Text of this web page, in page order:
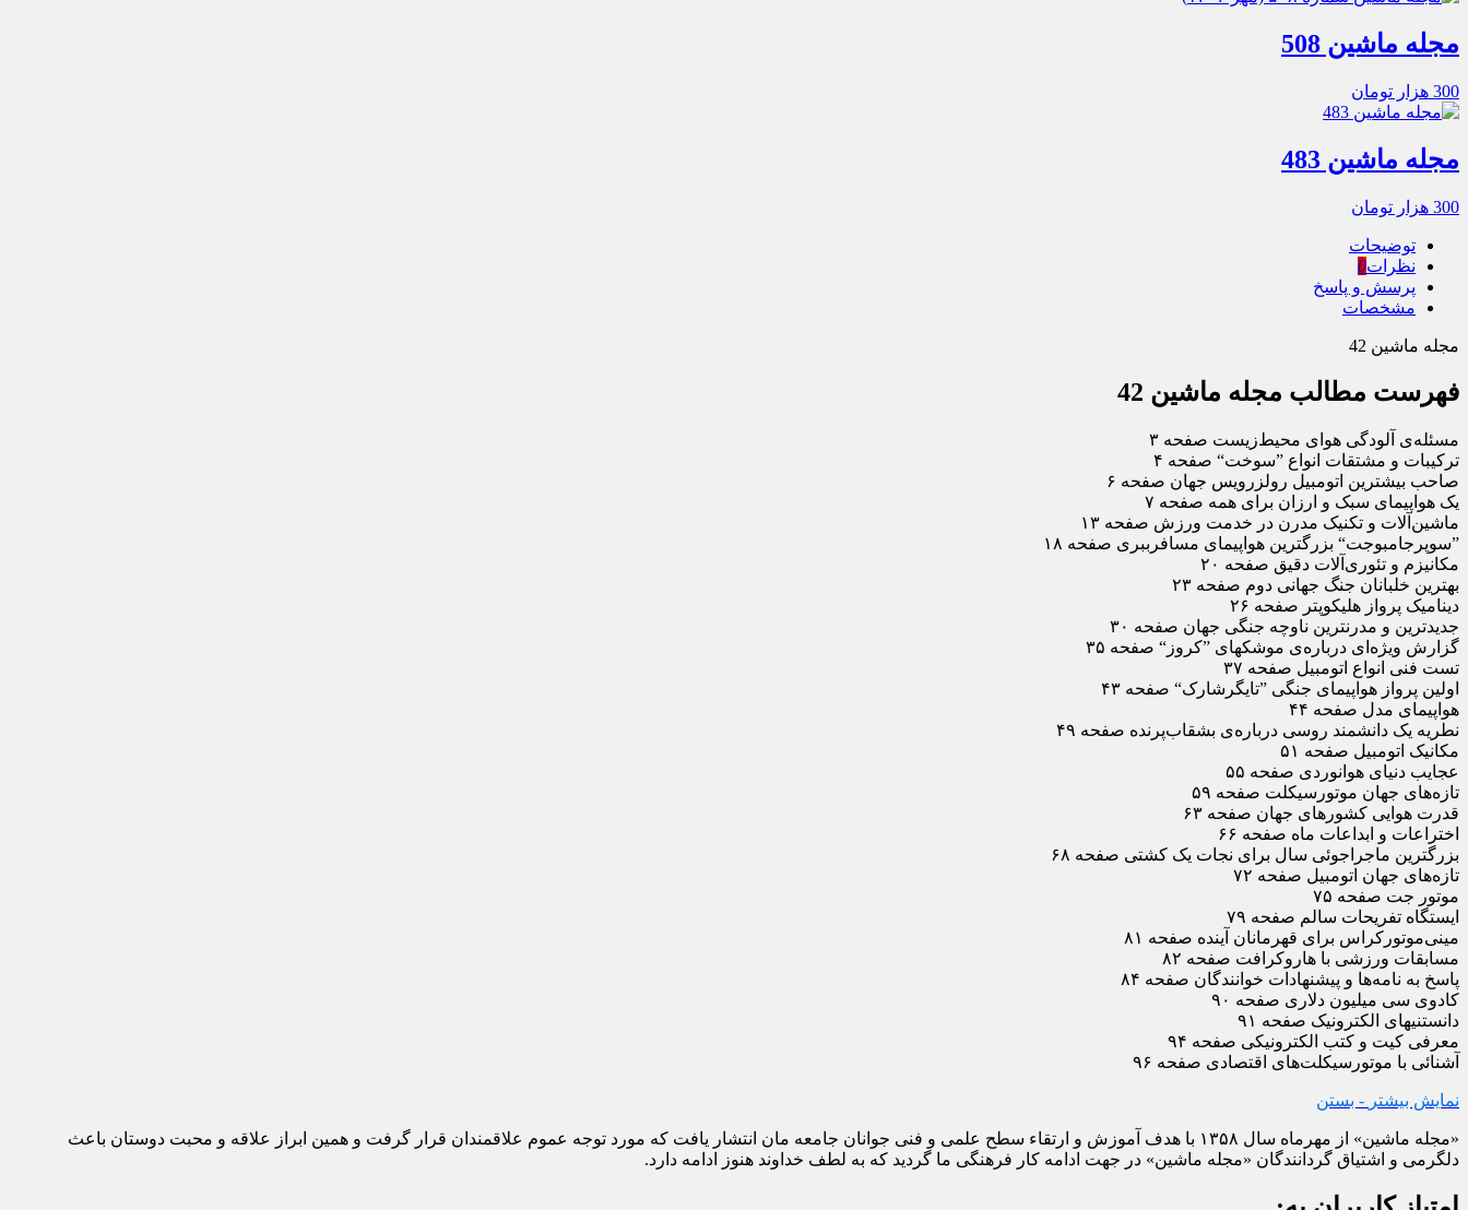
مجله ماشین 508
300 هزار تومان
مجله ماشین 483
300 هزار تومان
توضیحات
نظرات0
پرسش و پاسخ
مشخصات
مجله ماشین 42
فهرست مطالب مجله ماشین 42
مسئله‌ی آلودگی هوای محیط‌زیست صفحه ۳
ترکیبات و مشتقات انواع ”سوخت“ صفحه ۴
صاحب بیشترین اتومبیل رولزرویس جهان صفحه ۶
یک هواپیمای سبک و ارزان برای همه صفحه ۷
ماشین‌آلات و تکنیک مدرن در خدمت ورزش صفحه ۱۳
”سوپرجامبوجت“ بزرگترین هواپیمای مسافرببری صفحه ۱۸
مکانیزم و تئوری‌آلات دقیق صفحه ۲۰
بهترین خلبانان جنگ جهانی دوم صفحه ۲۳
دینامیک پرواز هلیکوپتر صفحه ۲۶
جدیدترین و مدرنترین ناوچه جنگی جهان صفحه ۳۰
گزارش ویژه‌ای درباره‌ی موشکهای ”کروز“ صفحه ۳۵
تست فنی انواع اتومبیل صفحه ۳۷
اولین پرواز هواپیمای جنگی ”تایگرشارک“ صفحه ۴۳
هواپیمای مدل صفحه ۴۴
نطریه یک دانشمند روسی درباره‌ی بشقاب‌پرنده صفحه ۴۹
مکانیک اتومبیل صفحه ۵۱
عجایب دنیای هوانوردی صفحه ۵۵
تازه‌های جهان موتورسیکلت صفحه ۵۹
قدرت هوایی کشورهای جهان صفحه ۶۳
اختراعات و ابداعات ماه صفحه ۶۶
بزرگترین ماجراجوئی سال برای نجات یک کشتی صفحه ۶۸
تازه‌های جهان اتومبیل صفحه ۷۲
موتور جت صفحه ۷۵
ایستگاه تفریحات سالم صفحه ۷۹
مینی‌موتورکراس برای قهرمانان آینده صفحه ۸۱
مسابقات ورزشی با هاروکرافت صفحه ۸۲
پاسخ به نامه‌ها و پیشنهادات خوانندگان صفحه ۸۴
کادوی سی میلیون دلاری صفحه ۹۰
دانستنیهای الکترونیک صفحه ۹۱
معرفی کیت و کتب الکترونیکی صفحه ۹۴
آشنائی با موتورسیکلت‌های اقتصادی صفحه ۹۶
نمایش بیشتر - بستن
«مجله ماشین» از مهرماه سال ۱۳۵۸ با هدف آموزش و ارتقاء سطح علمی و فنی جوانان جامعه مان انتشار یافت که مورد توجه عموم علاقمندان قرار گرفت و همین ابراز علاقه و محبت دوستان باعث
دلگرمی و اشتیاق گردانندگان «مجله ماشین» در جهت ادامه کار فرهنگی ما گردید که به لطف خداوند هنوز ادامه دارد.